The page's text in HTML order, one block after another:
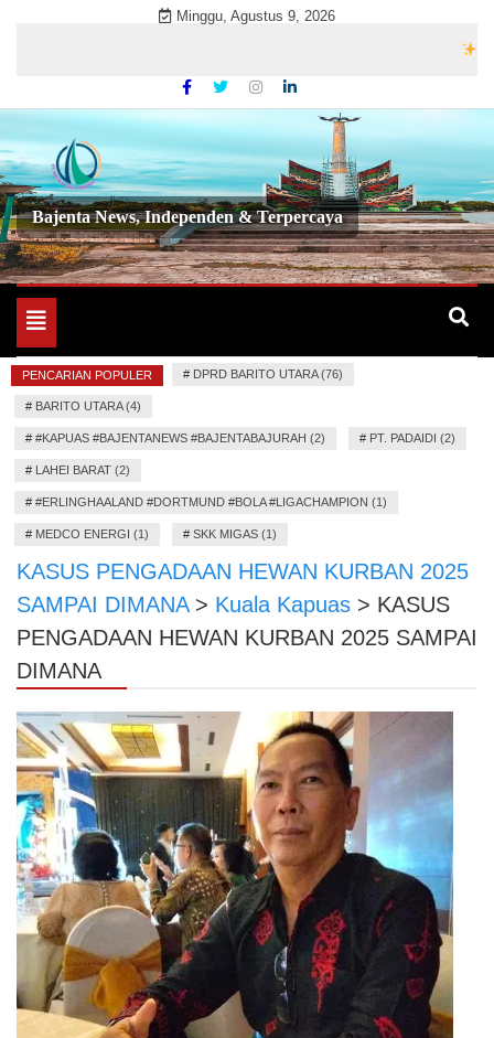
Minggu, Agustus 9, 2026
Bajenta News, Independen & Terpercaya
Toggle
navigation
PENCARIAN POPULER # DPRD BARITO UTARA (76)
# BARITO UTARA (4)
# #KAPUAS #BAJENTANEWS #BAJENTABAJURAH (2) # PT. PADAIDI (2)
# LAHEI BARAT (2)
# #ERLINGHAALAND #DORTMUND #BOLA #LIGACHAMPION (1)
# MEDCO ENERGI (1) # SKK MIGAS (1)
KASUS PENGADAAN HEWAN KURBAN 2025
SAMPAI DIMANA> Kuala Kapuas > KASUS
PENGADAAN HEWAN KURBAN 2025 SAMPAI
DIMANA